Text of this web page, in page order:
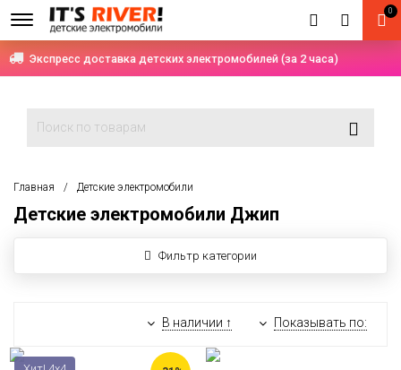
Экспресс доставка детских электромобилей (за 2 часа)
0
Главная Детские электромобили
Детские электромобили Джип
Фильтр категории
В наличии ↑ Показывать по: